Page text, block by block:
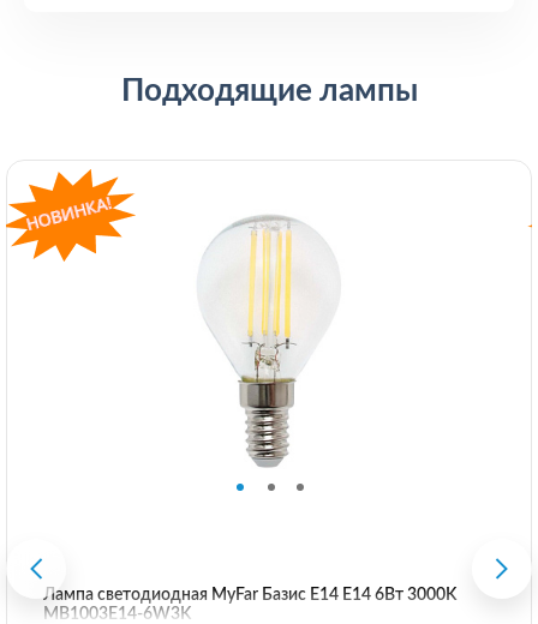
Подходящие лампы
Лампа светодиодная MyFar Базис E14 E14 6Вт 3000K
MB1003E14-6W3K